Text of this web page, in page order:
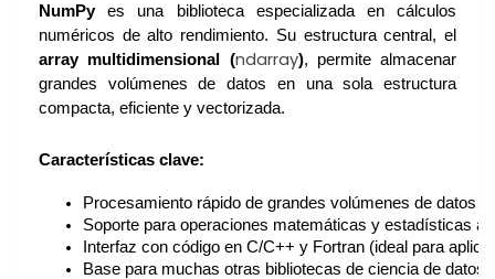
NumPyes una biblioteca especializada en cálculos
numéricos de alto rendimiento. Su estructura central, el
array multidimensional (ndarray), permite almacenar
grandes volúmenes de datos en una sola estructura
compacta, eficiente y vectorizada.
Características clave:
Procesamiento rápido de grandes volúmenes de datos
Soporte para operaciones matemáticas y estadísticas
Interfaz con código en C/C++ y Fortran (ideal para
Base para muchas otras bibliotecas de ciencia de datos